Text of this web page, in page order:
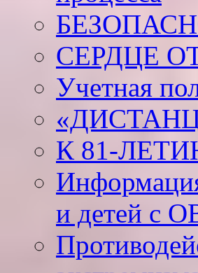
СЕРДЦЕ
Учетная
К 81-
и детей с